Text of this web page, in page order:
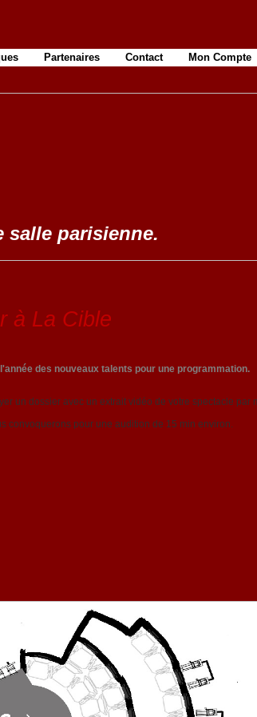
à La Cible
des nouveaux talents pour une programmation.
un dossier avec un extrait vidéo de votre spectacle par
convoquerons pour une audition de 15 min environ.
parisienne.
Partenaires Contact Mon Compte